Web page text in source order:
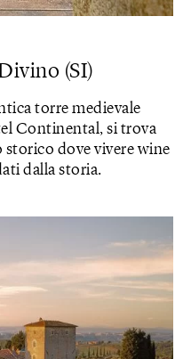
(SI)
torre medievale
Continental, si trova
storico dove vivere wine
dalla storia.